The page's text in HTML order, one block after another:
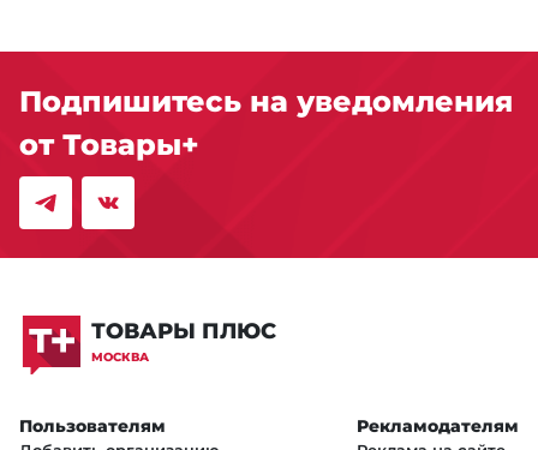
Подпишитесь на уведомления
от Товары+
ТОВАРЫ ПЛЮС
МОСКВА
Пользователям Рекламодателям